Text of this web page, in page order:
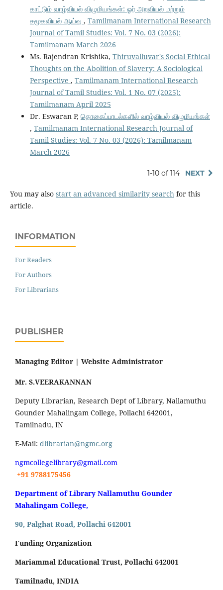
காட்டும் வாழ்வியல் விழுமியங்கள்: ஓர் அறவியல் மற்றும்
சமூகவியல் ஆய்வு , Tamilmanam International Research
Journal of Tamil Studies: Vol. 7 No. 03 (2026):
Tamilmanam March 2026
Ms. Rajendran Krishika, Thiruvalluvar's Social Ethical
Thoughts on the Abolition of Slavery: A Sociological
Perspective , Tamilmanam International Research
Journal of Tamil Studies: Vol. 1 No. 07 (2025):
Tamilmanam April 2025
Dr. Eswaran P, தொகைப்பாடல்களில் வாழ்வியல் விழுமியங்கள்
, Tamilmanam International Research Journal of
Tamil Studies: Vol. 7 No. 03 (2026): Tamilmanam
March 2026
1-10 of 114 NEXT
You may also start an advanced similarity searchfor this
article.
INFORMATION
For Readers
For Authors
For Librarians
PUBLISHER
Managing Editor | Website Administrator
Mr. S.VEERAKANNAN
Deputy Librarian, Research Dept of Library, Nallamuthu
Gounder Mahalingam College, Pollachi 642001,
Tamilnadu, IN
E-Mail: dlibrarian@ngmc.org
ngmcollegelibrary@gmail.com
+91 9788175456
Department of Library Nallamuthu Gounder
Mahalingam College,
90, Palghat Road, Pollachi 642001
Funding Organization
Mariammal Educational Trust, Pollachi 642001
Tamilnadu, INDIA